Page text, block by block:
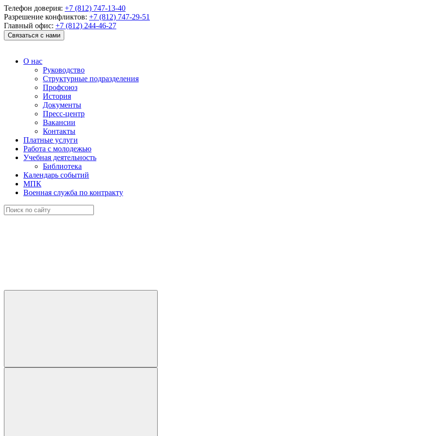
Телефон доверия: +7 (812) 747-13-40
Разрешение конфликтов: +7 (812) 747-29-51
Главный офис: +7 (812) 244-46-27
Связаться с нами
О нас
Руководство
Структурные подразделения
Профсоюз
История
Документы
Пресс-центр
Вакансии
Контакты
Платные услуги
Работа с молодежью
Учебная деятельность
Библиотека
Календарь событий
МПК
Военная служба по контракту